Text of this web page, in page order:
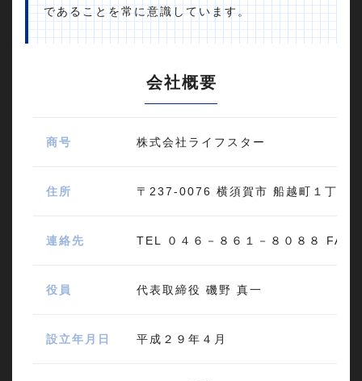
であることを常に意識しています。
会社概要
商号 株式会社ライフスター
住所 〒237-0076 横須賀市 船越町１丁目
連絡先 TEL ０４６－８６１－８０８８ FAX
役員 代表取締役 磯野 真一
設立年月日 平成２９年４月